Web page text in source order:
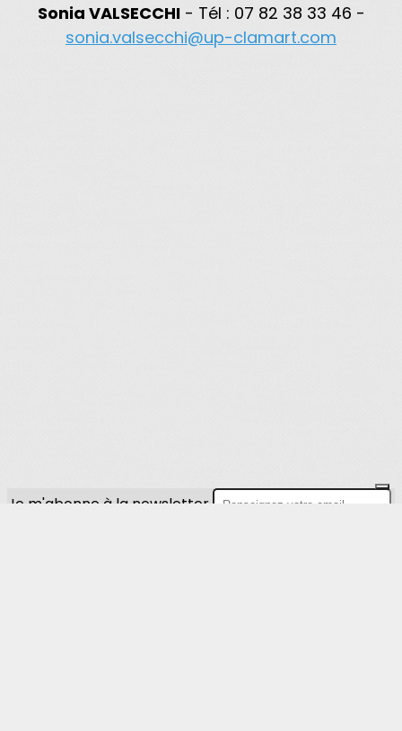
Sonia VALSECCHI- Tél : 07 82 38 33 46 -
sonia.valsecchi@up-clamart.com
Je m'abonne à la newsletter